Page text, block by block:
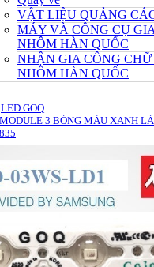
VẬT LIỆU QUẢNG
MÁY VÀ CÔNG CỤ
NHÔM HÀN QUỐC
NHẬN GIA CÔNG CHỮ
NHÔM HÀN QUỐC
LED GOQ
3 BÓNG MÀU XANH LÁ